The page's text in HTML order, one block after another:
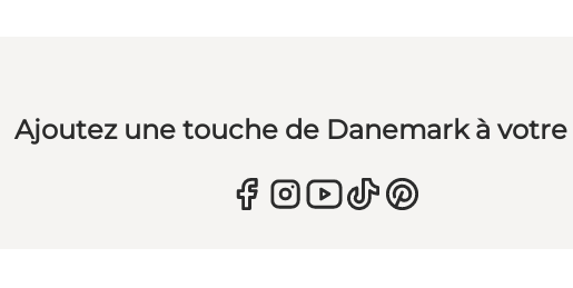
Ajoutez une touche de Danemark à